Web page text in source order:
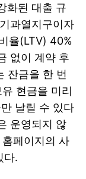
화된 대출 규
과열지구이자
율(LTV) 40%
없이 계약 후
잔금을 한 번
현금을 미리
날릴 수 있다
운영되지 않
페이지의 사
다.